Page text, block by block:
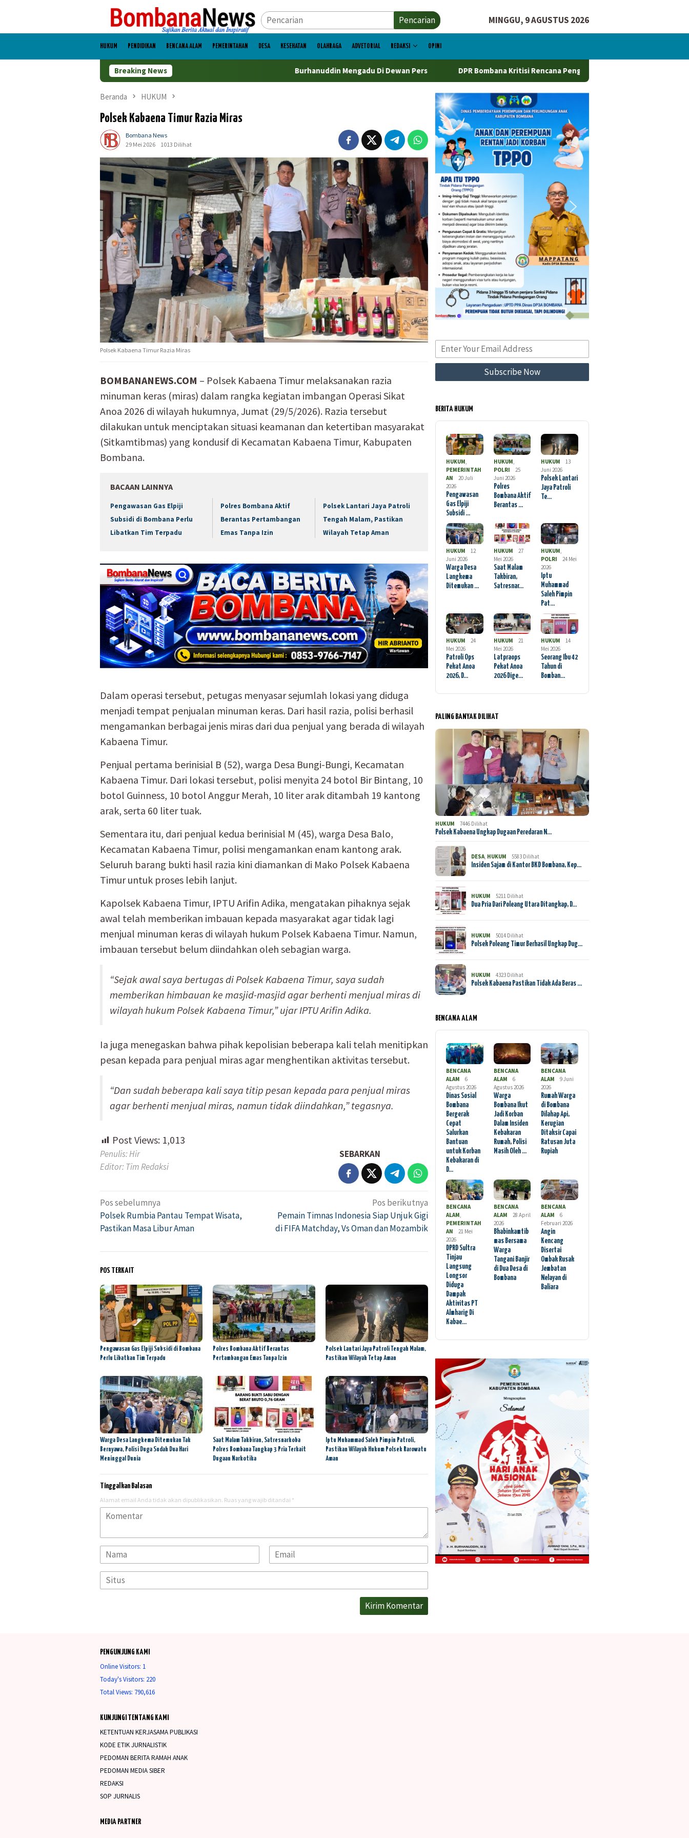
konten
Pencarian MINGGU, 9 AGUSTUS 2026
HUKUM PENDIDIKAN BENCANA ALAM PEMERINTAHAN DESA KESEHATAN OLAHRAGA ADVETORIAL REDAKSI OPINI
Breaking News Burhanuddin Mengadu Di Dewan Pers DPR Bombana Kritisi Rencana Penggunaan Pelabuhan Sikeli Oleh Perusahaan
Beranda HUKUM
Polsek Kabaena Timur Razia Miras
Bombana News
29 Mei 2026
1013 Dilihat
Polsek Kabaena Timur Razia Miras
BOMBANANEWS.COM – Polsek Kabaena Timur melaksanakan razia
minuman keras (miras) dalam rangka kegiatan imbangan Operasi Sikat
Anoa 2026 di wilayah hukumnya, Jumat (29/5/2026). Razia tersebut
dilakukan untuk menciptakan situasi keamanan dan ketertiban masyarakat
(Sitkamtibmas) yang kondusif di Kecamatan Kabaena Timur, Kabupaten
Bombana.
BACAAN LAINNYA
Pengawasan Gas Elpiji
Subsidi di Bombana Perlu
Libatkan Tim Terpadu
Polres Bombana Aktif
Berantas Pertambangan
Emas Tanpa Izin
Polsek Lantari Jaya Patroli
Tengah Malam, Pastikan
Wilayah Tetap Aman
Dalam operasi tersebut, petugas menyasar sejumlah lokasi yang diduga
menjadi tempat penjualan minuman keras. Dari hasil razia, polisi berhasil
mengamankan berbagai jenis miras dari dua penjual yang berada di wilayah
Kabaena Timur.
Penjual pertama berinisial B (52), warga Desa Bungi-Bungi, Kecamatan
Kabaena Timur. Dari lokasi tersebut, polisi menyita 24 botol Bir Bintang, 10
botol Guinness, 10 botol Anggur Merah, 10 liter arak ditambah 19 kantong
arak, serta 60 liter tuak.
Sementara itu, dari penjual kedua berinisial M (45), warga Desa Balo,
Kecamatan Kabaena Timur, polisi mengamankan enam kantong arak.
Seluruh barang bukti hasil razia kini diamankan di Mako Polsek Kabaena
Timur untuk proses lebih lanjut.
Kapolsek Kabaena Timur, IPTU Arifin Adika, mengatakan pihaknya sejak
awal telah memberikan imbauan kepada masyarakat agar tidak lagi
menjual minuman keras di wilayah hukum Polsek Kabaena Timur. Namun,
imbauan tersebut belum diindahkan oleh sebagian warga.
“Sejak awal saya bertugas di Polsek Kabaena Timur, saya sudah
memberikan himbauan ke masjid-masjid agar berhenti menjual miras di
wilayah hukum Polsek Kabaena Timur,” ujar IPTU Arifin Adika.
Ia juga menegaskan bahwa pihak kepolisian beberapa kali telah menitipkan
pesan kepada para penjual miras agar menghentikan aktivitas tersebut.
“Dan sudah beberapa kali saya titip pesan kepada para penjual miras
agar berhenti menjual miras, namun tidak diindahkan,” tegasnya.
Post Views: 1,013
Penulis: Hir
Editor: Tim Redaksi
SEBARKAN
Navigasi
pos
Pos sebelumnya
Polsek Rumbia Pantau Tempat Wisata,
Pastikan Masa Libur Aman
Pos berikutnya
Pemain Timnas Indonesia Siap Unjuk Gigi
di FIFA Matchday, Vs Oman dan Mozambik
POS TERKAIT
Pengawasan Gas Elpiji Subsidi di Bombana
Perlu Libatkan Tim Terpadu
Polres Bombana Aktif Berantas
Pertambangan Emas Tanpa Izin
Polsek Lantari Jaya Patroli Tengah Malam,
Pastikan Wilayah Tetap Aman
Warga Desa Langkema Ditemukan Tak
Bernyawa, Polisi Duga Sudah Dua Hari
Meninggal Dunia
Saat Malam Takbiran, Satresnarkoba
Polres Bombana Tangkap 3 Pria Terkait
Dugaan Narkotika
Iptu Muhammad Saleh Pimpin Patroli,
Pastikan Wilayah Hukum Polsek Rarowatu
Aman
Tinggalkan Balasan
Alamat email Anda tidak akan dipublikasikan. Ruas yang wajib ditandai *
BERITA HUKUM
HUKUM,
PEMERINTAH
AN
20 Juli
2026
Pengawasan
Gas Elpiji
Subsidi …
HUKUM,
POLRI
25
Juni 2026
Polres
Bombana Aktif
Berantas …
HUKUM
13
Juni 2026
Polsek Lantari
Jaya Patroli
Te…
HUKUM
12
Juni 2026
Warga Desa
Langkema
Ditemukan …
HUKUM
27
Mei 2026
Saat Malam
Takbiran,
Satresnar…
HUKUM
POLRI
24 Mei
2026
Iptu
Muhammad
Saleh Pimpin
Pat…
HUKUM
24
Mei 2026
Patroli Ops
Pekat Anoa
2026, D…
HUKUM
21
Mei 2026
Latpraops
Pekat Anoa
2026 Dige…
HUKUM
14
Mei 2026
Seorang Ibu 42
Tahun di
Bomban…
PALING BANYAK DILIHAT
HUKUM
7446 Dilihat
Polsek Kabaena Ungkap Dugaan Peredaran N…
DESA, HUKUM
5583 Dilihat
Insiden Sajam di Kantor BKD Bombana, Kep…
HUKUM
5211 Dilihat
Dua Pria Dari Poleang Utara Ditangkap, D…
HUKUM
5014 Dilihat
Polsek Poleang Timur Berhasil Ungkap Dug…
HUKUM
4323 Dilihat
Polsek Kabaena Pastikan Tidak Ada Beras …
BENCANA ALAM
BENCANA
ALAM
6
Agustus 2026
Dinas Sosial
Bombana
Bergerak
Cepat
Salurkan
Bantuan
untuk Korban
Kebakaran di
D…
BENCANA
ALAM
6
Agustus 2026
Warga
Bombana Ikut
Jadi Korban
Dalam Insiden
Kebakaran
Rumah, Polisi
Masih Oleh …
BENCANA
ALAM
9 Juni
2026
Rumah Warga
di Bombana
Dilahap Api,
Kerugian
Ditaksir Capai
Ratusan Juta
Rupiah
BENCANA
ALAM,
PEMERINTAH
AN
21 Mei
2026
DPRD Sultra
Tinjau
Langsung
Longsor
Diduga
Dampak
Aktivitas PT
Almharig Di
Kabae…
BENCANA
ALAM
28 April
2026
Bhabinkamtib
mas Bersama
Warga
Tangani Banjir
di Dua Desa di
Bombana
BENCANA
ALAM
6
Februari 2026
Angin
Kencang
Disertai
Ombak Rusak
Jembatan
Nelayan di
Baliara
PENGUNJUNG KAMI
Online Visitors: 1
Today's Visitors: 220
Total Views: 790,616
KUNJUNGI TENTANG KAMI
KETENTUAN KERJASAMA PUBLIKASI
KODE ETIK JURNALISTIK
PEDOMAN BERITA RAMAH ANAK
PEDOMAN MEDIA SIBER
REDAKSI
SOP JURNALIS
MEDIA PARTNER